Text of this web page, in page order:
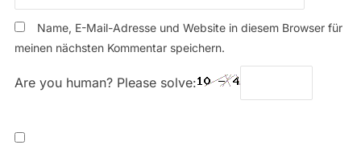
Name, E-Mail-Adresse und Website in diesem Browser für
meinen nächsten Kommentar speichern.
Are you human? Please solve: